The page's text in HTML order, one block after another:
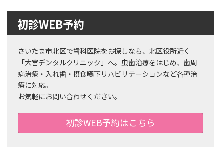
初診WEB予約
さいたま市北区で歯科医院をお探しなら、北区役所近く
「大宮デンタルクリニック」へ。虫歯治療をはじめ、歯周
病治療・入れ歯・摂食嚥下リハビリテーションなど各種治
療に対応。
お気軽にお問い合わせください。
初診WEB予約はこちら